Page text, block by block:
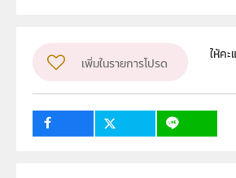
วิชา
ชีว
กลุ่มเป้าหมาย
เพิ่มในรายการโปรด
ให้ค